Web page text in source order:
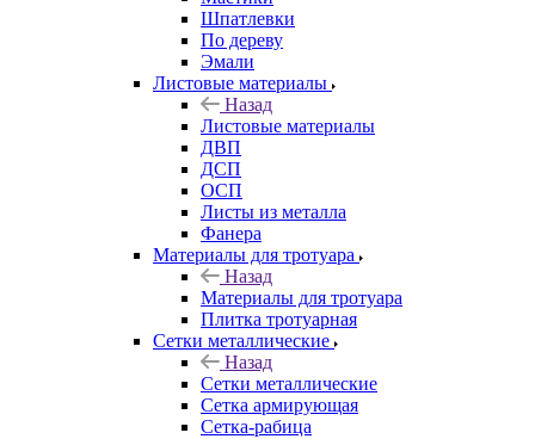
Шпатлевки
По дереву
Эмали
Листовые материалы
Назад
Листовые материалы
ДВП
ДСП
ОСП
Листы из металла
Фанера
Материалы для тротуара
Назад
Материалы для тротуара
Плитка тротуарная
Сетки металлические
Назад
Сетки металлические
Сетка армирующая
Сетка-рабица